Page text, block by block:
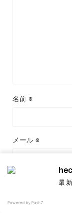
名前 ※
メール ※
最
Powered by Push7